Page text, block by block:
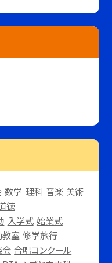
数学 理科 音楽 美術
徳
入学式 始業式
室 修学旅行
会 合唱コンクール